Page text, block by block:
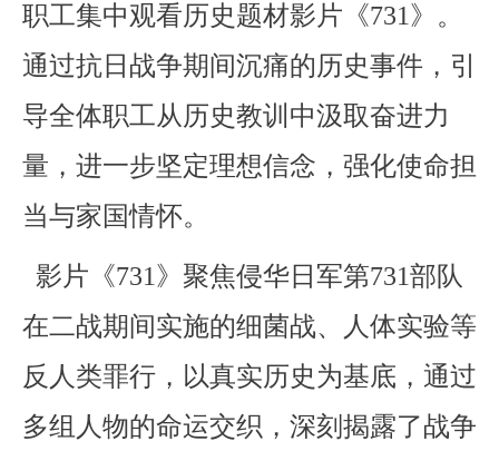
职工集中观看历史题材影片《731》。
通过抗日战争期间沉痛的历史事件，引
导全体职工从历史教训中汲取奋进力
量，进一步坚定理想信念，强化使命担
当与家国情怀。
影片《731》聚焦侵华日军第731部队
在二战期间实施的细菌战、人体实验等
反人类罪行，以真实历史为基底，通过
多组人物的命运交织，深刻揭露了战争